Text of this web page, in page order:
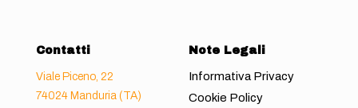
Contatti
Viale Piceno, 22
74024 Manduria (TA)
Note Legali
Informativa Privacy
Cookie Policy